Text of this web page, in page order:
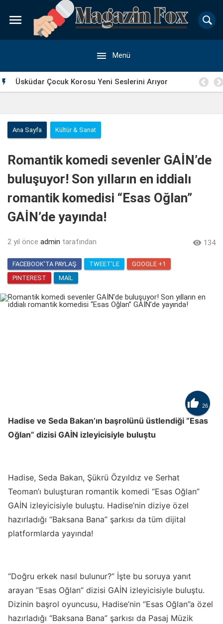

 Menü
 Üsküdar Çocuk Korosu Yeni Seslerini Arıyor
Ana Sayfa Kültür & Sanat
Romantik komedi sevenler GAİN’de
buluşuyor! Son yılların en iddialı
romantik komedisi “Esas Oğlan”
GAİN’de yayında!
2 yıl önce admin tarafından  134
FACEBOOK'TA PAYLAŞ TWEET'LE
GOOGLE +1
PINTEREST
MAIL
 26
Hadise ve Seda Bakan’ın başrolünü üstlendiği “Esas
Oğlan” dizisi GAİN izleyicisiyle buluştu
Hadise, Seda Bakan, Şükrü Özyıldız ve Serhat
Teoman’ı buluşturan romantik komedi “Esas Oğlan”
GAİN izleyicisiyle buluştu. Hadise’nin diziye özel
hazırladığı “Baksana Bana” şarkısı da tüm dijital
platformlarda yayında!
“Doğru erkek nasıl bulunur?” İşte bu soruya yanıt
arayan “Esas Oğlan” dizisi GAİN izleyicisiyle buluştu.
Dizinin başrol oyuncusu, Hadise’nin “Esas Oğlan”a özel
hazırladığı “Baksana Bana” şarkısı da Pasaj Müzik